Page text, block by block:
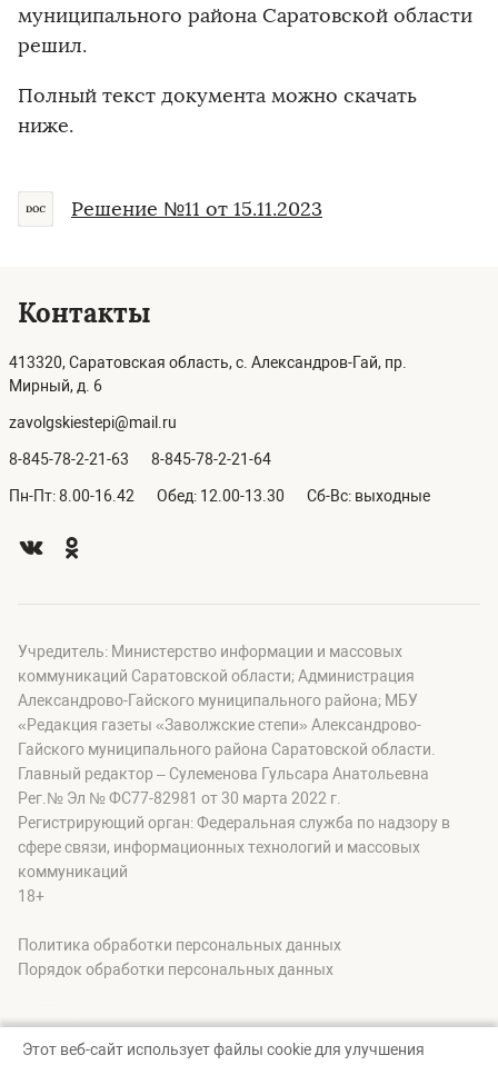
муниципального района Саратовской области
решил.
Полный текст документа можно скачать
ниже.
Решение №11 от 15.11.2023
Контакты
413320, Саратовская область, с. Александров-Гай, пр.
Мирный, д. 6
zavolgskiestepi@mail.ru
8-845-78-2-21-63 8-845-78-2-21-64
Пн-Пт: 8.00-16.42 Обед: 12.00-13.30 Сб-Вс: выходные
Учредитель: Министерство информации и массовых
коммуникаций Саратовской области; Администрация
Александрово-Гайского муниципального района; МБУ
«Редакция газеты «Заволжские степи» Александрово-
Гайского муниципального района Саратовской области.
Главный редактор – Сулеменова Гульсара Анатольевна
Рег.№ Эл № ФС77-82981 от 30 марта 2022 г.
Регистрирующий орган: Федеральная служба по надзору в
сфере связи, информационных технологий и массовых
коммуникаций
18+
Политика обработки персональных данных
Порядок обработки персональных данных
Этот веб-сайт использует файлы cookie для улучшения